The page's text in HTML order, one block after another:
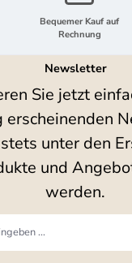
Bequemer Kauf auf
Rechnung
Newsletter
Sie jetzt
erscheinenden
unter den
und
werden.